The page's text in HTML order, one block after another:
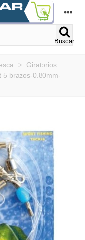
Buscar
>
Giratorios
5 brazos-0.80mm-